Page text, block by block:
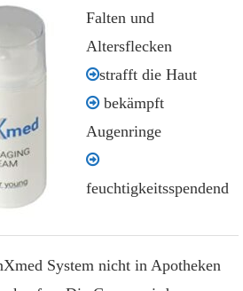
Falten und
Altersflecken
strafft die Haut
bekämpft
Augenringe
feuchtigkeitsspendend
System nicht in Apotheken